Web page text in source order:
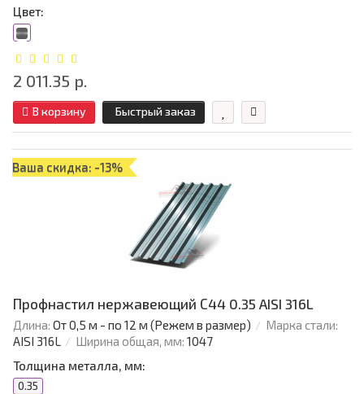
Цвет:
2 011.35 р.
В корзину Быстрый заказ
Ваша скидка: -13%
Профнастил нержавеющий С44 0.35 AISI 316L
Длина: От 0,5 м - по 12 м (Режем в размер)
Марка стали:
AISI 316L
Ширина общая, мм: 1047
Толщина металла, мм:
0.35